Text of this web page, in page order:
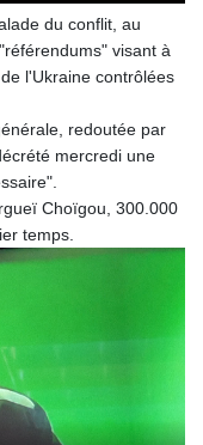
du conflit, au
visant à
l'Ukraine contrôlées
redoutée par
mercredi une
Choïgou, 300.000
temps.